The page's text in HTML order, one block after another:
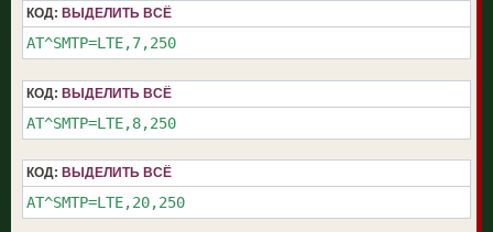
КОД: ВЫДЕЛИТЬ ВСЁ
AT^SMTP=LTE,7,250
КОД: ВЫДЕЛИТЬ ВСЁ
AT^SMTP=LTE,8,250
КОД: ВЫДЕЛИТЬ ВСЁ
AT^SMTP=LTE,20,250